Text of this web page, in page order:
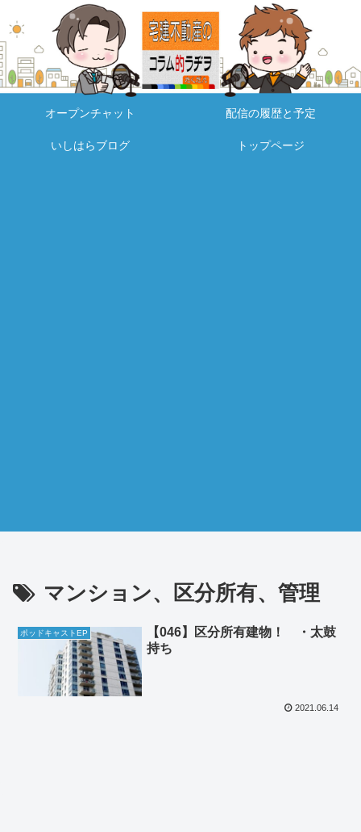
オープンチャット 配信の履歴と予定
いしはらブログ トップページ
マンション、区分所有、管理
ポッドキャストEP
【046】区分所有建物！ ・太鼓
持ち
2021.06.14